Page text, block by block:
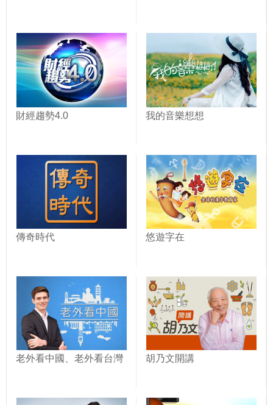
財經趨勢4.0 我的音樂想想
傳奇時代 悠遊字在
老外看中國、老外看台灣 胡乃文開講